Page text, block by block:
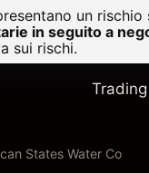
un
in seguito a
sui rischi.
Trading
States Water Co